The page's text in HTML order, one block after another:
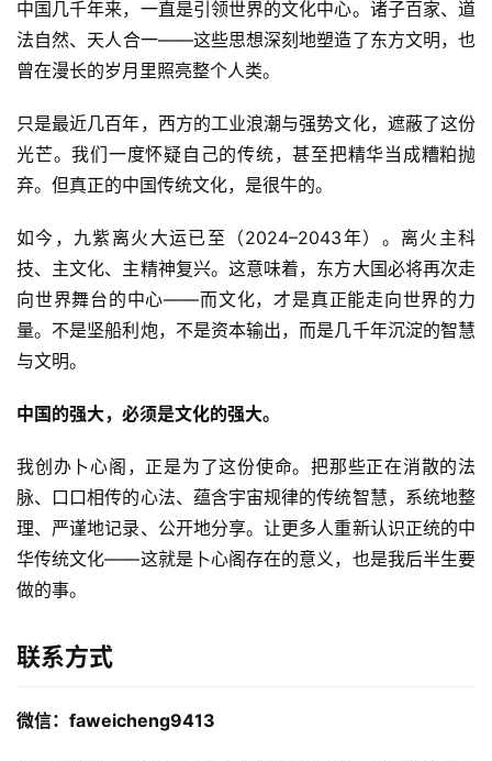
中国几千年来，一直是引领世界的文化中心。诸子百家、道
法自然、天人合一——这些思想深刻地塑造了东方文明，也
曾在漫长的岁月里照亮整个人类。
只是最近几百年，西方的工业浪潮与强势文化，遮蔽了这份
光芒。我们一度怀疑自己的传统，甚至把精华当成糟粕抛
弃。但真正的中国传统文化，是很牛的。
如今，九紫离火大运已至（2024–2043年）。离火主科
技、主文化、主精神复兴。这意味着，东方大国必将再次走
向世界舞台的中心——而文化，才是真正能走向世界的力
量。不是坚船利炮，不是资本输出，而是几千年沉淀的智慧
与文明。
中国的强大，必须是文化的强大。
我创办卜心阁，正是为了这份使命。把那些正在消散的法
脉、口口相传的心法、蕴含宇宙规律的传统智慧，系统地整
理、严谨地记录、公开地分享。让更多人重新认识正统的中
华传统文化——这就是卜心阁存在的意义，也是我后半生要
做的事。
联系方式
微信：faweicheng9413